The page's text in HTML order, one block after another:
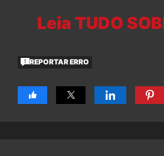
Leia TUDO
REPORTAR ERRO